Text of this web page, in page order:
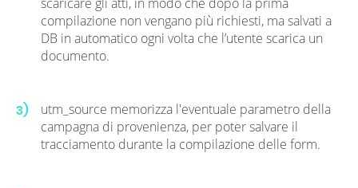
compilazione non vengano più richiesti, ma salvati a
DB in automatico ogni volta che l’utente scarica un
documento.
3)
utm_source memorizza l'eventuale parametro della
campagna di provenienza, per poter salvare il
tracciamento durante la compilazione delle form.